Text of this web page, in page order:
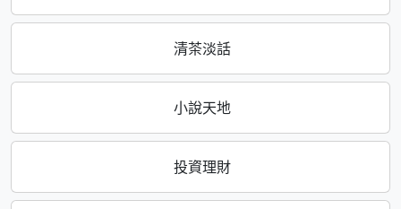
清茶淡話
小說天地
投資理財